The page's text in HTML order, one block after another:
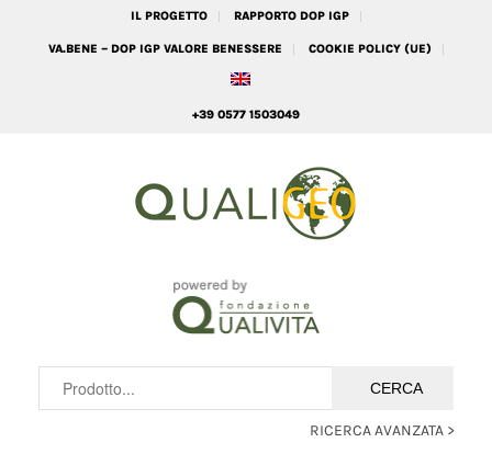
IL PROGETTO RAPPORTO DOP IGP
VA.BENE – DOP IGP VALORE BENESSERE COOKIE POLICY (UE)
+39 0577 1503049
RICERCA AVANZATA >